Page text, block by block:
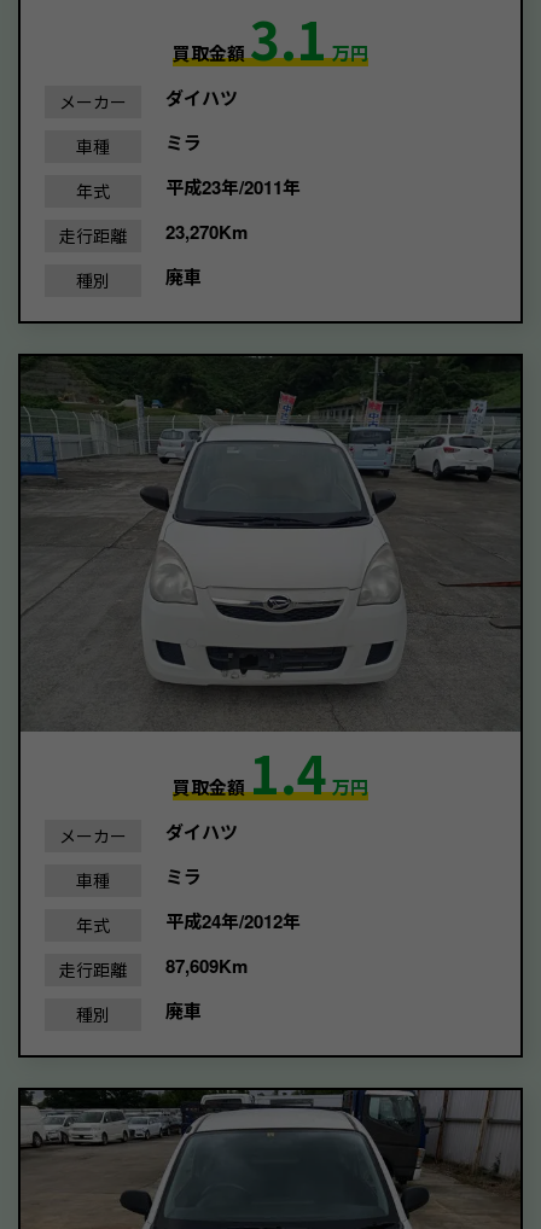
買取金額3.1万円
メーカー ダイハツ
車種 ミラ
年式 平成23年/2011年
走行距離 23,270Km
種別 廃車
買取金額1.4万円
メーカー ダイハツ
車種 ミラ
年式 平成24年/2012年
走行距離 87,609Km
種別 廃車